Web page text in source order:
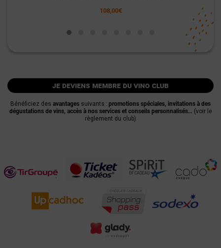
108,00€
je deviens membre du vino club
Bénéficiez des avantages suivants : promotions spéciales, invitations à des
dégustations de vins, accès à nos services et conseils personnalisés… (voir le
règlement du club)